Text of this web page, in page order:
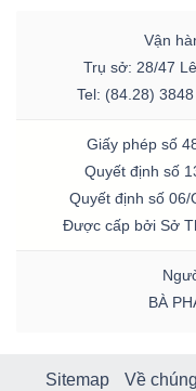
Vận
Trụ sở: 28/47
Tel: (84.28)
Giấy phép số
Quyết định số
Quyết định số
Được cấp bởi Sở
BÀ
Sitemap Về